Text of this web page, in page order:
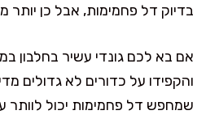
בדיוק דל פחמימות, אבל כן יותר
אם בא לכם גונדי עשיר בחלבון
והקפידו על כדורים לא גדולים
שמחפש דל פחמימות יכול לוותר